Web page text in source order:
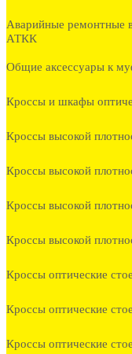
Аварийные ремонтные
АТКК
Общие аксессуары к
Кроссы и шкафы
Кроссы высокой
Кроссы высокой
Кроссы высокой
Кроссы высокой
Кроссы оптические
Кроссы оптические
Кроссы оптические